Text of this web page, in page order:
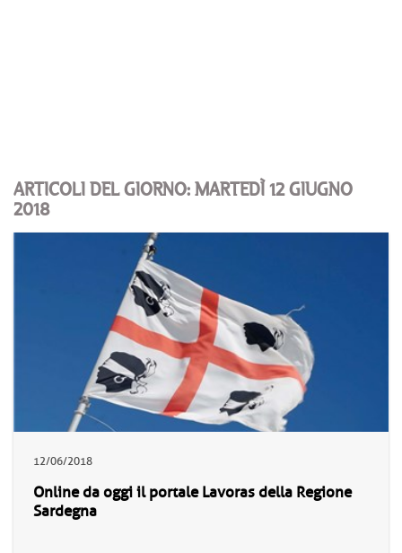
ARTICOLI DEL GIORNO: MARTEDÌ 12 GIUGNO
2018
12/06/2018
Online da oggi il portale Lavoras della Regione
Sardegna